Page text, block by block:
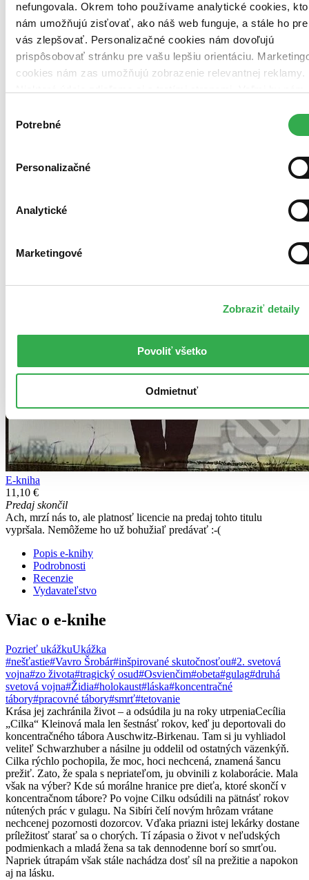
nefungovala. Okrem toho používame analytické cookies,
nám umožňujú zisťovať, ako náš web funguje, a stále ho pre
vás zlepšovať. Personalizačné cookies nám dovoľujú
prispôsobovať stránku pre vašu lepšiu orientáciu.
cookies nám zas umožňujú zobrazenie relevantnej reklamy.
Ďakujeme!
súhlasu
Potrebné
Personalizačné
Analytické
Marketingové
Zobraziť detaily
Povoliť všetko
Odmietnuť
E-kniha
11,10 €
Predaj skončil
Ach, mrzí nás to, ale platnosť licencie na predaj tohto titulu
vypršala. Nemôžeme ho už bohužiaľ predávať :-(
Popis e-knihy
Podrobnosti
Recenzie
Vydavateľstvo
Viac o e-knihe
Pozrieť ukážkuUkážka
#nešťastie#Vavro Šrobár#inšpirované skutočnosťou#2. svetová
vojna#zo života#tragický osud#Osvienčim#obeta#gulag#druhá
svetová vojna#Židia#holokaust#láska#koncentračné
tábory#pracovné tábory#smrť#tetovanie
Krása jej zachránila život – a odsúdila ju na roky utrpeniaCecília
„Cilka“ Kleinová mala len šestnásť rokov, keď ju deportovali do
koncentračného tábora Auschwitz-Birkenau. Tam si ju vyhliadol
veliteľ Schwarzhuber a násilne ju oddelil od ostatných väzenkýň.
Cilka rýchlo pochopila, že moc, hoci nechcená, znamená šancu
prežiť. Zato, že spala s nepriateľom, ju obvinili z kolaborácie. Mala
však na výber? Kde sú morálne hranice pre dieťa, ktoré skončí v
koncentračnom tábore? Po vojne Cilku odsúdili na pätnásť rokov
nútených prác v gulagu. Na Sibíri čelí novým hrôzam vrátane
nechcenej pozornosti dozorcov. Vďaka priazni istej lekárky dostane
príležitosť starať sa o chorých. Tí zápasia o život v neľudských
podmienkach a mladá žena sa tak dennodenne borí so smrťou.
Napriek útrapám však stále nachádza dosť síl na prežitie a napokon
aj na lásku.